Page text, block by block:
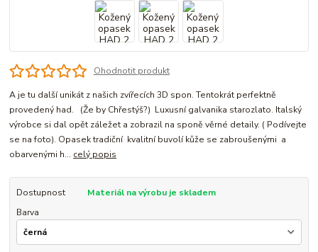
Ohodnotit produkt
A je tu další unikát z našich zvířecích 3D spon. Tentokrát perfektně
provedený had. (Že by Chřestýš?) Luxusní galvanika starozlato. Italský
výrobce si dal opět záležet a zobrazil na sponě věrné detaily. ( Podívejte
se na foto). Opasek tradiční kvalitní buvolí kůže se zabroušenými a
obarvenými h... celý popis
Dostupnost
Materiál na výrobu je skladem
Barva